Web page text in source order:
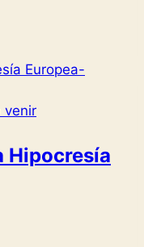
venir
Hipocresía